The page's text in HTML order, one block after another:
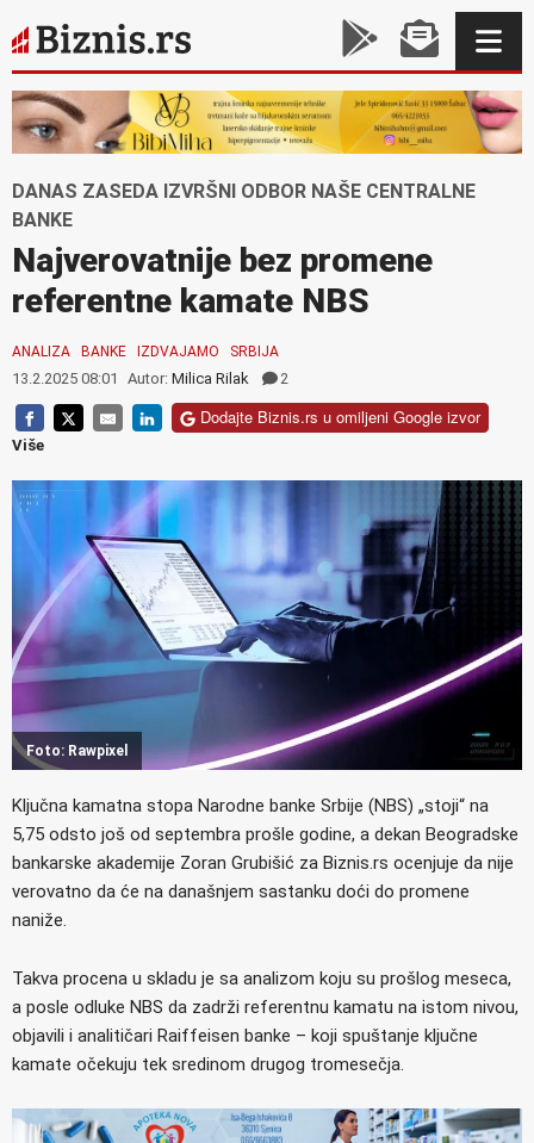
DANAS ZASEDA IZVRŠNI ODBOR NAŠE CENTRALNE
BANKE
Najverovatnije bez promene
referentne kamate NBS
ANALIZA BANKE IZDVAJAMO SRBIJA
13.2.2025 08:01 Autor: Milica Rilak 2
Dodajte Biznis.rs u omiljeni Google izvor
Više
Foto: Rawpixel
Ključna kamatna stopa Narodne banke Srbije (NBS) „stoji“ na
5,75 odsto još od septembra prošle godine, a dekan Beogradske
bankarske akademije Zoran Grubišić za Biznis.rs ocenjuje da nije
verovatno da će na današnjem sastanku doći do promene
naniže.
Takva procena u skladu je sa analizom koju su prošlog meseca,
a posle odluke NBS da zadrži referentnu kamatu na istom nivou,
objavili i analitičari Raiffeisen banke – koji spuštanje ključne
kamate očekuju tek sredinom drugog tromesečja.